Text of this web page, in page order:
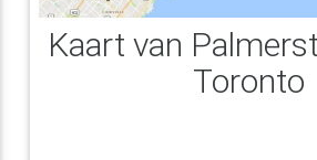
Kaart van
Toronto